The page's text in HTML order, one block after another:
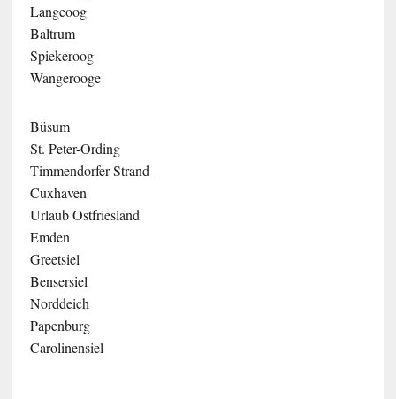
Langeoog
Baltrum
Spiekeroog
Wangerooge
Büsum
St. Peter-Ording
Timmendorfer Strand
Cuxhaven
Urlaub Ostfriesland
Emden
Greetsiel
Bensersiel
Norddeich
Papenburg
Carolinensiel